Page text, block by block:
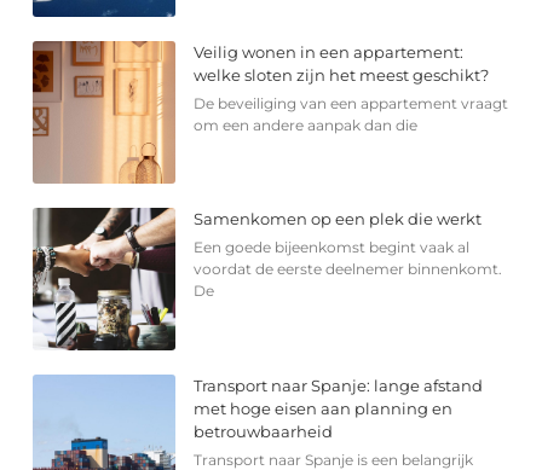
Veilig wonen in een appartement:
welke sloten zijn het meest geschikt?
De beveiliging van een appartement vraagt
om een andere aanpak dan die
Samenkomen op een plek die werkt
Een goede bijeenkomst begint vaak al
voordat de eerste deelnemer binnenkomt.
De
Transport naar Spanje: lange afstand
met hoge eisen aan planning en
betrouwbaarheid
Transport naar Spanje is een belangrijk